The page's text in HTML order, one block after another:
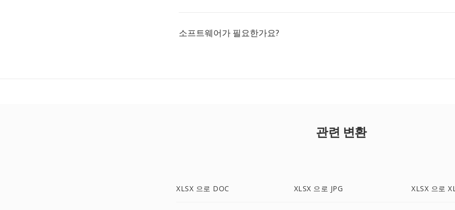
소프트웨어가 필요한가요?
관련 변환
XLSX 으로 DOC XLSX 으로 JPG XLSX 으로